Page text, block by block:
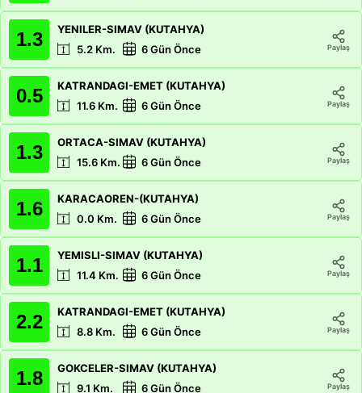
1.3
YENILER-SIMAV (KUTAHYA)
5.2 Km. 6 Gün Önce Paylaş
0.5
KATRANDAGI-EMET (KUTAHYA)
11.6 Km. 6 Gün Önce Paylaş
1.3
ORTACA-SIMAV (KUTAHYA)
15.6 Km. 6 Gün Önce Paylaş
1.6
KARACAOREN-(KUTAHYA)
0.0 Km. 6 Gün Önce Paylaş
1.1
YEMISLI-SIMAV (KUTAHYA)
11.4 Km. 6 Gün Önce Paylaş
2.2
KATRANDAGI-EMET (KUTAHYA)
8.8 Km. 6 Gün Önce Paylaş
1.8
GOKCELER-SIMAV (KUTAHYA)
9.1 Km. 6 Gün Önce Paylaş